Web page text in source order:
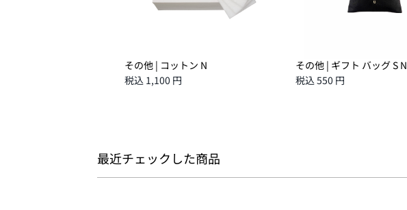
その他 | コットン N
税込 1,100 円
その他 | ギフト バッグ S N
税込 550 円
最近チェックした商品